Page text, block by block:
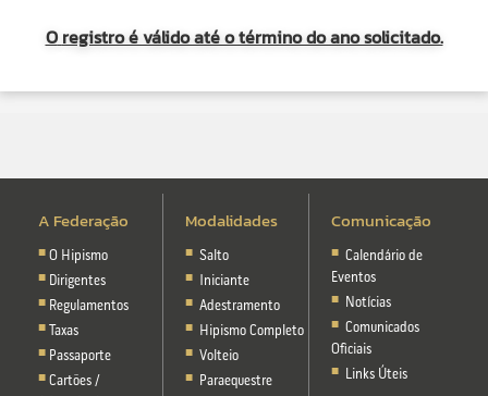
O registro é válido até o término do ano solicitado.
A Federação
O Hipismo
Dirigentes
Regulamentos
Taxas
Passaporte
Cartões /
Modalidades
Salto
Iniciante
Adestramento
Hipismo Completo
Volteio
Paraequestre
Comunicação
Calendário de
Eventos
Notícias
Comunicados
Oficiais
Links Úteis